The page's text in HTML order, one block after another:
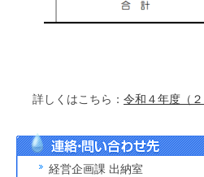
詳しくはこちら： 令和４年度（
経営企画課 出納室